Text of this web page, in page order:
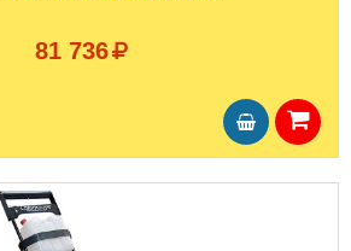
81 736